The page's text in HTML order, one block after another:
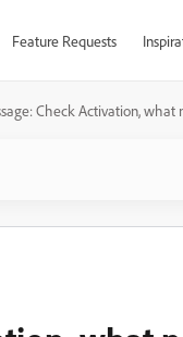
Feature Requests
Check Activation, what